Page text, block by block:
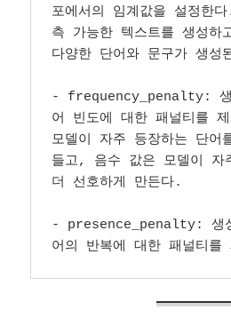
포에서의 임계값을 설정한
측 가능한 텍스트를 생성하
다양한 단어와 문구가 생성
- frequency_penalty: 생
어 빈도에 대한 패널티를
모델이 자주 등장하는 단어
들고, 음수 값은 모델이 자
더 선호하게 만든다.
- presence_penalty: 생
어의 반복에 대한 패널티를